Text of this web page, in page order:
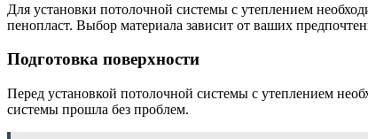
Для установки потолочной системы с утеплением
пенопласт. Выбор материала зависит от ваших
Подготовка поверхности
Перед установкой потолочной системы с утеплением
системы прошла без проблем.